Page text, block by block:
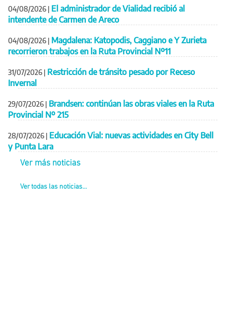
04/08/2026 | El administrador de Vialidad recibió al
intendente de Carmen de Areco
04/08/2026 | Magdalena: Katopodis, Caggiano e Y Zurieta
recorrieron trabajos en la Ruta Provincial Nº11
31/07/2026 | Restricción de tránsito pesado por Receso
Invernal
29/07/2026 | Brandsen: continúan las obras viales en la Ruta
Provincial Nº 215
28/07/2026 | Educación Vial: nuevas actividades en City Bell
y Punta Lara
Ver más noticias
Ver todas las noticias...